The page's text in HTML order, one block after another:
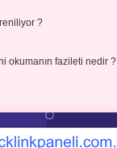
?
okumanın fazileti nedir ?